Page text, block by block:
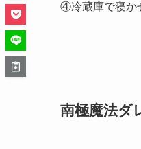
④冷蔵庫で寝か
南極魔法ダ